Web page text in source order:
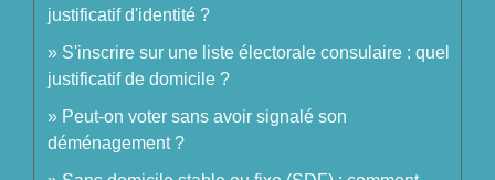
justificatif d'identité ?
S'inscrire sur une liste électorale consulaire : quel
justificatif de domicile ?
Peut-on voter sans avoir signalé son
déménagement ?